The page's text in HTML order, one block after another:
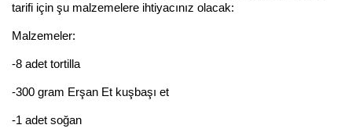
tarifi için şu malzemelere ihtiyacınız olacak:
Malzemeler:
-8 adet tortilla
-300 gram Erşan Et kuşbaşı et
-1 adet soğan